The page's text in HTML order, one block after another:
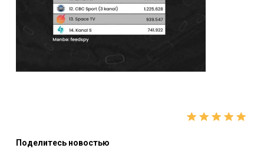
Поделитесь новостью